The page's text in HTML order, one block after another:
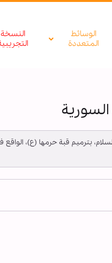
الوسائط
المتعددة
النسخة
السلام، بترميم قبة حرمها (ع)،